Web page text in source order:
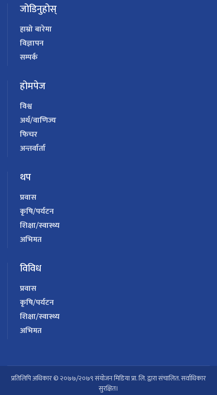
जोडिनुहोस्
हाम्रो बारेमा
विज्ञापन
सम्पर्क
होमपेज
विश्व
अर्थ/वाणिज्य
फिचर
अन्तर्वार्ता
थप
प्रवास
कृषि/पर्यटन
शिक्षा/स्वास्थ्य
अभिमत
विविध
प्रवास
कृषि/पर्यटन
शिक्षा/स्वास्थ्य
अभिमत
प्रतिलिपि अधिकार © २०७७/२०७९ संयोजन मिडिया प्रा. लि. द्वारा संचालित. सर्वाधिकार
सुरक्षित।